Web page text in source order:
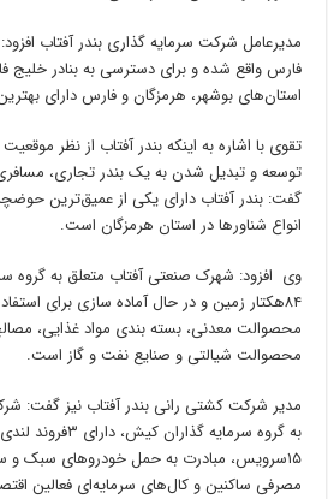
مدیرعامل شرکت سرمایه گذاری بندر آفتاب
فارس واقع شده و برای دسترسی به بنادر خلیج
استان‌های بوشهر، هرمزگان و فارس دارای
تقوی با اشاره به اینکه بندر آفتاب از نظر
توسعه و تبدیل شدن به یک بندر تجاری،
گفت: بندر آفتاب دارای یکی از عمیق‌ترین
انواع شناورها در استان هرمزگان است.
وی افزود: شهرک صنعتی آفتاب متعلق به گروه
۸۴هکتار زمین و در حال آماده سازی برای
محصوالت معدنی، بسته بندی مواد غذایی،
محصوالت شیالتی و صنایع نفت و گاز است.
مدیر شرکت کشتی رانی بندر آفتاب نیز گفت:
به گروه سرمایه
۱۵سرویس، مبادرت به حمل خودروهای سبک و
مصرفی ساکنین و کال‌های سرمایه‌ای فعالین